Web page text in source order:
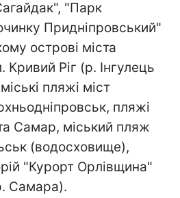
"Парк
Придніпровський"
острові міста
Кривий Ріг (р. Інгулець
пляжі міст
пляжі
Самар, міський пляж
(водосховище),
"Курорт Орлівщина"
Самара).